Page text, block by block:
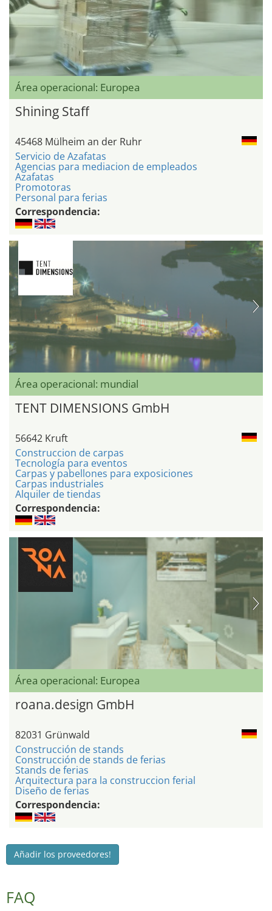
Área operacional: Europea
Shining Staff
45468 Mülheim an der Ruhr
Servicio de Azafatas
Agencias para mediacion de empleados
Azafatas
Promotoras
Personal para ferias
Correspondencia:
Área operacional: mundial
TENT DIMENSIONS GmbH
56642 Kruft
Construccion de carpas
Tecnología para eventos
Carpas y pabellones para exposiciones
Carpas industriales
Alquiler de tiendas
Correspondencia:
Área operacional: Europea
roana.design GmbH
82031 Grünwald
Construcción de stands
Construcción de stands de ferias
Stands de ferias
Arquitectura para la construccion ferial
Diseño de ferias
Correspondencia:
Añadir los proveedores!
FAQ